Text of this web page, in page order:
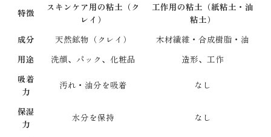
特徴
スキンケア用の粘土（ク
レイ）
工作用の粘土（紙粘土・油
粘土）
成分
天然鉱物（クレイ）
木材繊維・合成樹脂・油
用途
洗顔、パック、化粧品
造形、工作
吸着
力
汚れ・油分を吸着 なし
保湿
力
水分を保持 なし